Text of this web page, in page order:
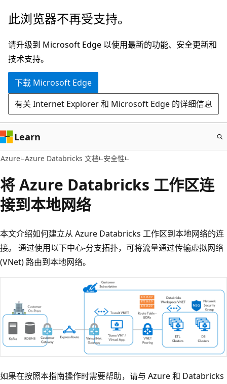
跳
主
要
内
此浏览器不再受支持。
请升级到 Microsoft Edge 以使用最新的功能、安全更新和
技术支持。
下载 Microsoft Edge
有关 Internet Explorer 和 Microsoft Edge 的详细信息
Learn
Azure Azure Databricks 文档 安全性
将 Azure Databricks 工作区连
接到本地网络
本文介绍如何建立从 Azure Databricks 工作区到本地网络的连
接。 通过使用以下中心-分支拓扑，可将流量通过传输虚拟网络
(VNet) 路由到本地网络。
如果在按照本指南操作时需要帮助，请与 Azure 和 Databricks